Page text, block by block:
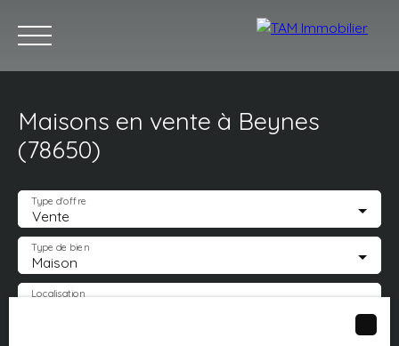
Acheter Louer Vendre Estimez votre bien
Estimation
Maisons en vente à Beynes
(78650)
Vente
Type d'offre
Maison
Type de bien
Localisation